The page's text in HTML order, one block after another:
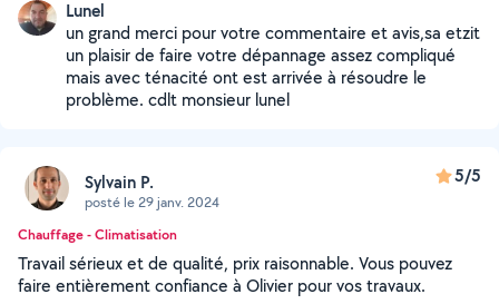
Lunel
un grand merci pour votre commentaire et avis,sa etzit
un plaisir de faire votre dépannage assez compliqué
mais avec ténacité ont est arrivée à résoudre le
problème. cdlt monsieur lunel
Sylvain P.
posté le 29 janv. 2024
5/5
Chauffage - Climatisation
Travail sérieux et de qualité, prix raisonnable. Vous pouvez
faire entièrement confiance à Olivier pour vos travaux.